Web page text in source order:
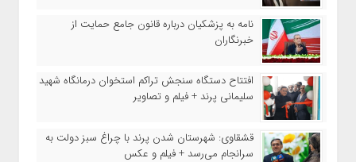
نامه به پزشکیان درباره قانون جامع حمایت از
خبرنگاران
افتتاح دستگاه سنجش تراکم استخوان درمانگاه شهید
سلیمانی پرند + فیلم و تصاویر
قشقاوی: شهرستان شدن پرند با چراغ سبز دولت به
سرانجام می‌رسد + فیلم و عکس